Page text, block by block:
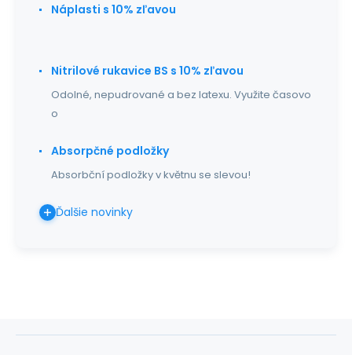
Náplasti s 10% zľavou
Nitrilové rukavice BS s 10% zľavou
Odolné, nepudrované a bez latexu. Využite časovo
o
Absorpčné podložky
Absorbční podložky v květnu se slevou!
Ďalšie novinky